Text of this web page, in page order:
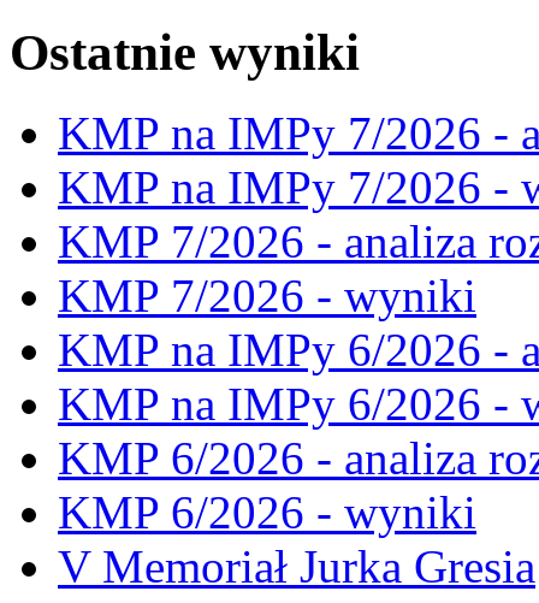
Ostatnie wyniki
KMP na IMPy 7/2026 -
KMP na IMPy 7/2026 -
KMP 7/2026 - analiza
KMP 7/2026 - wyniki
KMP na IMPy 6/2026 -
KMP na IMPy 6/2026 -
KMP 6/2026 - analiza
KMP 6/2026 - wyniki
V Memoriał Jurka Gresia